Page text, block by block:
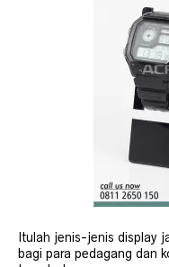
Itulah jenis-jenis display
bagi para pedagang dan